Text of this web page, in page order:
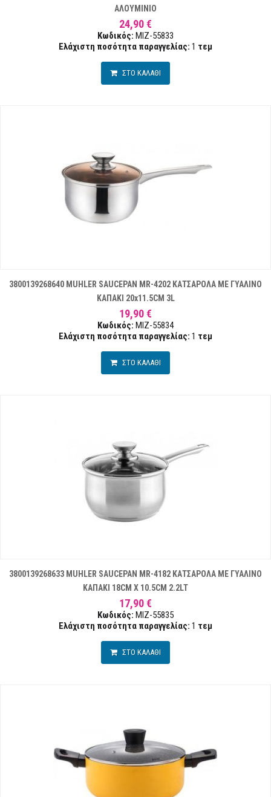
ΑΛΟΥΜΙΝΙΟ
24,90 €
Κωδικός: MIZ-55833
Ελάχιστη ποσότητα παραγγελίας: 1 τεμ
ΣΤΟ ΚΑΛΑΘΙ
3800139268640 MUHLER SAUCEPAN MR-4202 ΚΑΤΣΑΡΟΛΑ ΜΕ ΓΥΑΛΙΝΟ
ΚΑΠΑΚΙ 20x11.5CM 3L
19,90 €
Κωδικός: MIZ-55834
Ελάχιστη ποσότητα παραγγελίας: 1 τεμ
ΣΤΟ ΚΑΛΑΘΙ
3800139268633 MUHLER SAUCEPAN MR-4182 ΚΑΤΣΑΡΟΛΑ ΜΕ ΓΥΑΛΙΝΟ
ΚΑΠΑΚΙ 18CM X 10.5CM 2.2LT
17,90 €
Κωδικός: MIZ-55835
Ελάχιστη ποσότητα παραγγελίας: 1 τεμ
ΣΤΟ ΚΑΛΑΘΙ